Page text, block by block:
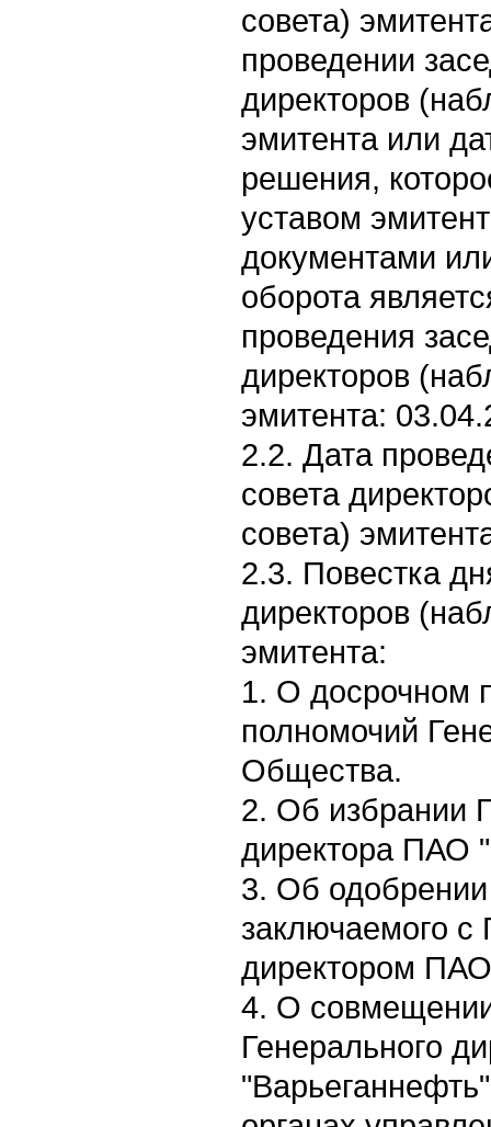
совета)
проведении
директоров
эмитента или
решения,
уставом
документами
оборота
проведения
директоров
эмитента:
2.2. Дата
совета
совета)
2.3. Повестка
директоров
эмитента:
1. О досрочном
полномочий
Общества.
2. Об избрании
директора ПАО
3. Об
заключаемого с
директором
4. О
Генерального